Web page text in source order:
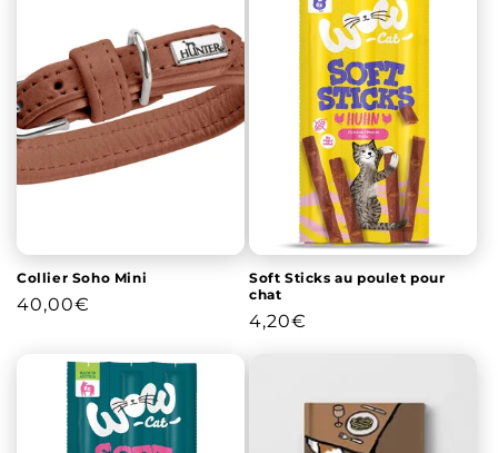
Collier Soho Mini
Prix
40,00€
Soft Sticks au poulet pour
chat
Prix
4,20€